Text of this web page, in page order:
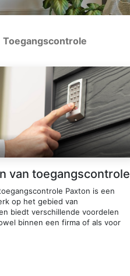
Toegangscontrole
van toegangscontrole
Paxton is een
op het gebied van
biedt verschillende voordelen
binnen een firma of als voor